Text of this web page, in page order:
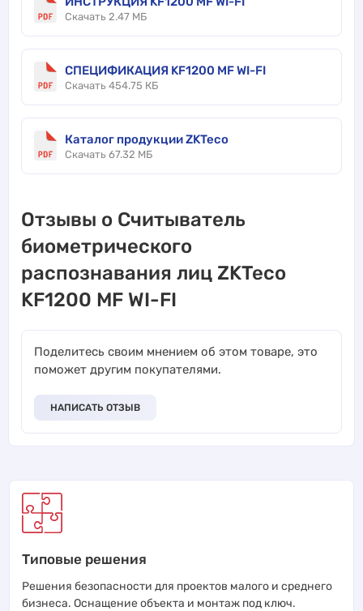
Скачать 2.47 МБ
СПЕЦИФИКАЦИЯ KF1200 MF WI-FI
Скачать 454.75 КБ
Каталог продукции ZKTeco
Скачать 67.32 МБ
Отзывы о Считыватель
биометрического
распознавания лиц ZKTeco
KF1200 MF WI-FI
Поделитесь своим мнением об этом товаре, это
поможет другим покупателями.
НАПИСАТЬ ОТЗЫВ
Типовые решения
Решения безопасности для проектов малого и среднего
бизнеса. Оснащение объекта и монтаж под ключ.